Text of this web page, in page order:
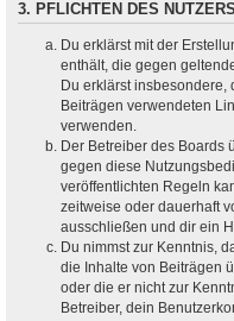
3. PFLICHTEN DES NUTZERS
Du erklärst mit der
enthält, die gegen
Du erklärst insbesondere,
Beiträgen verwendeten
verwenden.
Der Betreiber des Boards
gegen diese
veröffentlichten Regeln
zeitweise oder dauerhaft
ausschließen und dir ein
Du nimmst zur Kenntnis,
die Inhalte von Beiträgen
oder die er nicht zur
Betreiber, dein